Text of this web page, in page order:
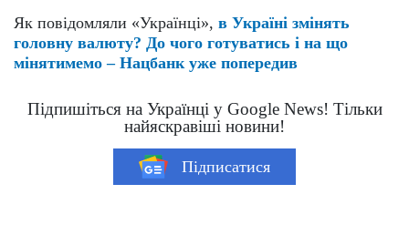
Як повідомляли «Українці», в Україні змінять
головну валюту? До чого готуватись і на що
мінятимемо – Нацбанк уже попередив
Підпишіться на Українці у Google News! Тільки
найяскравіші новини!
Підписатися